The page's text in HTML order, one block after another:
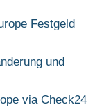
Festgeld
und
via Check24